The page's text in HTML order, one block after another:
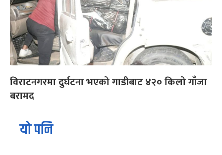
विराटनगरमा दुर्घटना भएको गाडीबाट ४२० किलो गाँजा
बरामद
यो पनि